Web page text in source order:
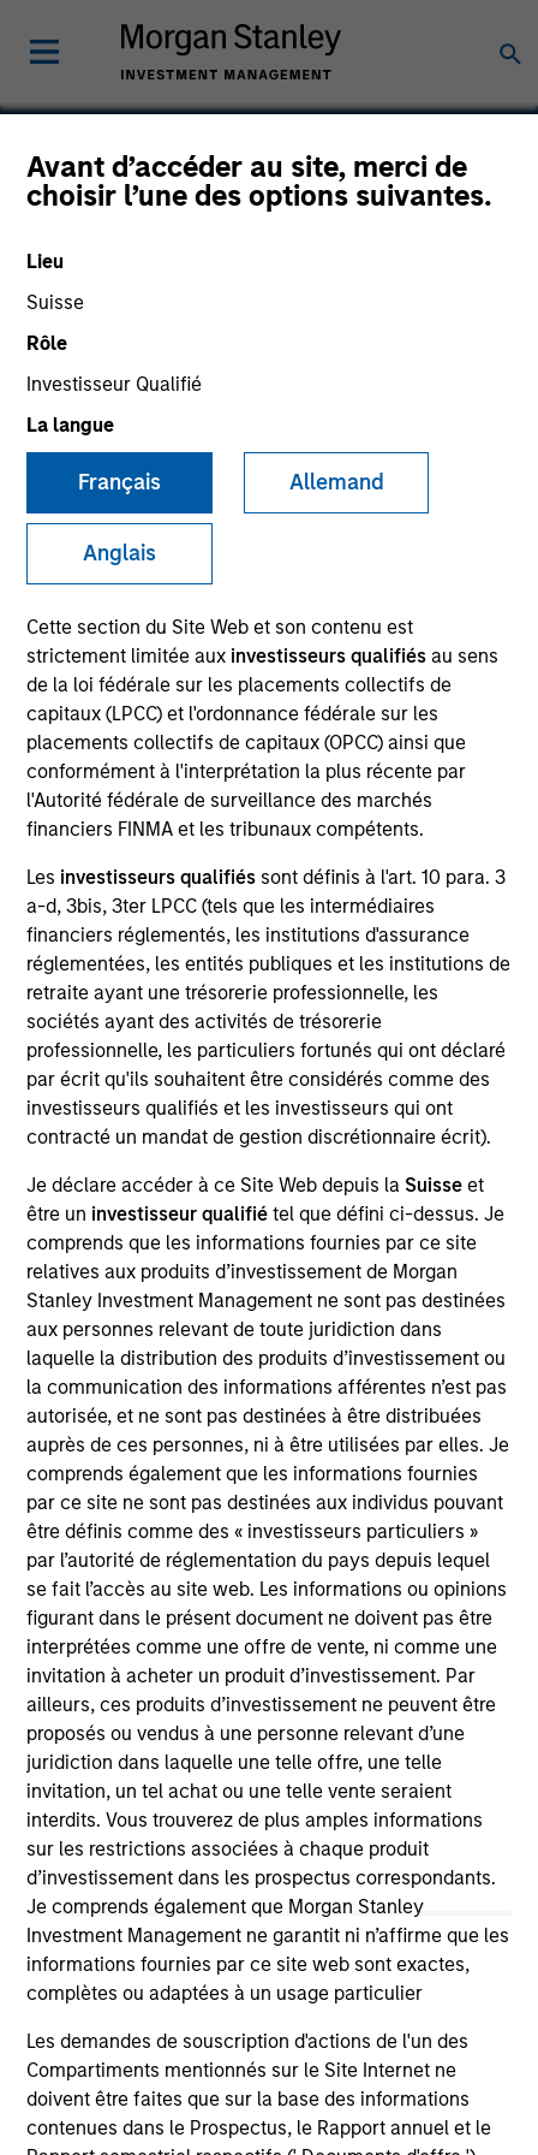
Avant d’accéder au site, merci de
choisir l’une des options suivantes.
Lieu
Suisse
Rôle
Investisseur Qualifié
La langue
Français Allemand
Anglais
Cette section du Site Web et son contenu est
strictement limitée aux investisseurs qualifiésau sens
de la loi fédérale sur les placements collectifs de
capitaux (LPCC) et l'ordonnance fédérale sur les
placements collectifs de capitaux (OPCC) ainsi que
conformément à l'interprétation la plus récente par
l'Autorité fédérale de surveillance des marchés
financiers FINMA et les tribunaux compétents.
Les investisseurs qualifiés sont définis à l'art. 10 para. 3
a-d, 3bis, 3ter LPCC (tels que les intermédiaires
financiers réglementés, les institutions d'assurance
réglementées, les entités publiques et les institutions de
retraite ayant une trésorerie professionnelle, les
sociétés ayant des activités de trésorerie
professionnelle, les particuliers fortunés qui ont déclaré
par écrit qu'ils souhaitent être considérés comme des
investisseurs qualifiés et les investisseurs qui ont
contracté un mandat de gestion discrétionnaire écrit).
Je déclare accéder à ce Site Web depuis la Suisse et
être un investisseur qualifiétel que défini ci-dessus. Je
comprends que les informations fournies par ce site
relatives aux produits d’investissement de Morgan
Stanley Investment Management ne sont pas destinées
aux personnes relevant de toute juridiction dans
laquelle la distribution des produits d’investissement ou
la communication des informations afférentes n’est pas
autorisée, et ne sont pas destinées à être distribuées
auprès de ces personnes, ni à être utilisées par elles. Je
comprends également que les informations fournies
par ce site ne sont pas destinées aux individus pouvant
être définis comme des « investisseurs particuliers »
par l’autorité de réglementation du pays depuis lequel
se fait l’accès au site web. Les informations ou opinions
figurant dans le présent document ne doivent pas être
interprétées comme une offre de vente, ni comme une
invitation à acheter un produit d’investissement. Par
ailleurs, ces produits d’investissement ne peuvent être
proposés ou vendus à une personne relevant d’une
juridiction dans laquelle une telle offre, une telle
invitation, un tel achat ou une telle vente seraient
interdits. Vous trouverez de plus amples informations
sur les restrictions associées à chaque produit
d’investissement dans les prospectus correspondants.
Je comprends également que Morgan Stanley
Investment Management ne garantit ni n’affirme que les
informations fournies par ce site web sont exactes,
complètes ou adaptées à un usage particulier
Les demandes de souscription d'actions de l'un des
Compartiments mentionnés sur le Site Internet ne
doivent être faites que sur la base des informations
contenues dans le Prospectus, le Rapport annuel et le
Good Technology
SECTOR
Technology
COUNTRY
United States
Invested on
Apr 2013
Transaction Type
Follow-On
Realization Date
Jan 2015
Good Technology Corporation is a leading provider of multi-
platform enterprise mobility solutions. The company’s
“Good for Enterprise” and “Good for Government” solutions
deliver mobile security and control that allow IT
departments to protect the enterprise while allowing end
users to connect and collaborate on their mobile phone or
tablet of choice in a secure fashion.
Investment Team
Morgan Stanley Expansion Capital
As of July 25, 2025. The above is provided for informational
and educational purposes only. There is no guarantee that
the investment mentioned resulted in positive performance
(for realized holdings), or will perform well in the future (for
current holdings). The trademarks and service marks above
are the property of their respective owners. The information
on this website has not been authorized, sponsored, or
otherwise approved by such owners. By clicking on any
links shown here, you agree that you are navigating to a
third party site. We are providing these hyperlinks to you
only as a convenience and the inclusion of any hyperlink is
not and does not imply any endorsement, approval,
investigation, verification or monitoring by us of any
information contained in any hyperlinked site. In no event
shall we be responsible for the information contained on
the site or your use of such site.